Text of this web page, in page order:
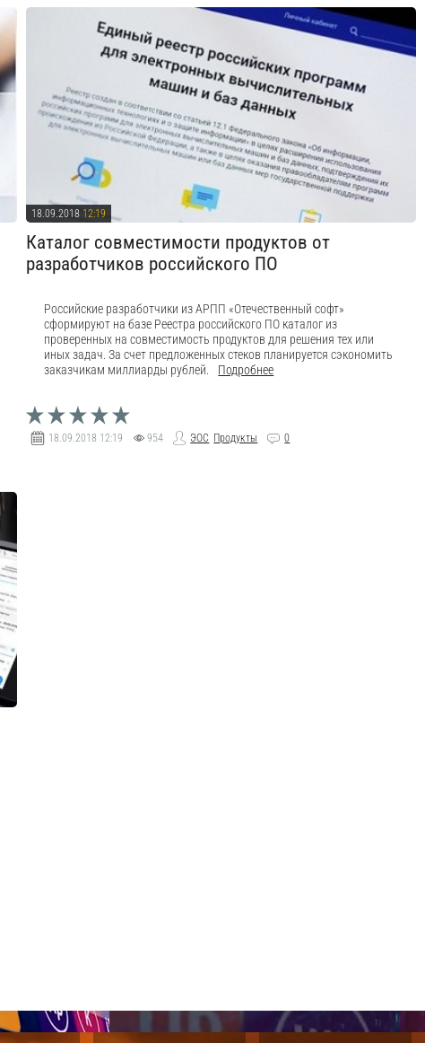
18.09.2018 12:19
Каталог совместимости продуктов от
разработчиков российского ПО
Российские разработчики из АРПП «Отечественный софт»
сформируют на базе Реестра российского ПО каталог из
проверенных на совместимость продуктов для решения тех или
иных задач. За счет предложенных стеков планируется сэкономить
заказчикам миллиарды рублей.
Подробнее
18.09.2018 12:19 954 ЭОС Продукты 0